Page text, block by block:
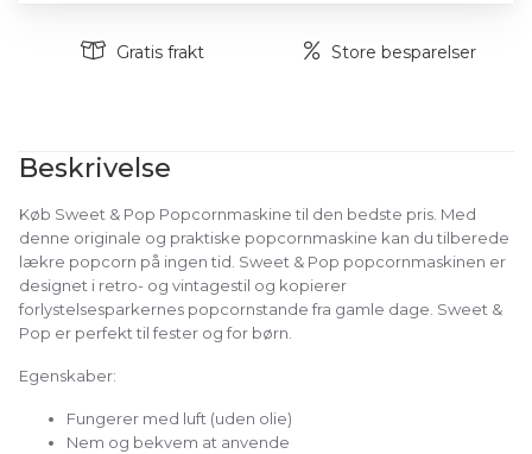
Gratis frakt Store besparelser
Beskrivelse
Køb Sweet & Pop Popcornmaskine til den bedste pris. Med
denne originale og praktiske popcornmaskine kan du tilberede
lækre popcorn på ingen tid. Sweet & Pop popcornmaskinen er
designet i retro- og vintagestil og kopierer
forlystelsesparkernes popcornstande fra gamle dage. Sweet &
Pop er perfekt til fester og for børn.
Egenskaber:
Fungerer med luft (uden olie)
Nem og bekvem at anvende